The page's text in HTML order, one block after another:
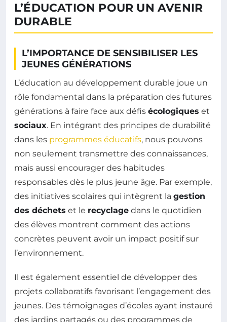
L’ÉDUCATION POUR UN AVENIR
DURABLE
L’IMPORTANCE DE SENSIBILISER LES
JEUNES GÉNÉRATIONS
L’éducation au développement durable joue un
rôle fondamental dans la préparation des futures
générations à faire face aux défis écologiques et
sociaux. En intégrant des principes de durabilité
dans les programmes éducatifs, nous pouvons
non seulement transmettre des connaissances,
mais aussi encourager des habitudes
responsables dès le plus jeune âge. Par exemple,
des initiatives scolaires qui intègrent la gestion
des déchets et le recyclage dans le quotidien
des élèves montrent comment des actions
concrètes peuvent avoir un impact positif sur
l’environnement.
Il est également essentiel de développer des
projets collaboratifs favorisant l’engagement des
jeunes. Des témoignages d’écoles ayant instauré
des jardins partagés ou des programmes de